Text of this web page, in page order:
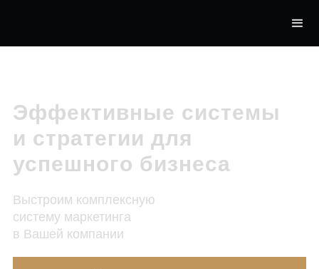
Эффективные системы
и стратегии для
успешного бизнеса
Выстроим комплексную
систему маркетинга
в Вашей компании